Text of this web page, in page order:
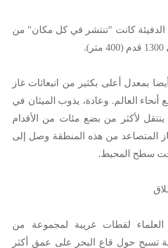
الدفيئة كانت "تنتشر في كل مكان" من
بمعدل أعلى بكثير من انبعاثات غاز
أنحاء العالم. وعادة، يذوب الميثان في
ينتقل لأكثر من بضع مئات من الأقدام
المتصاعد من هذه المنطقة وصل إلى
2023، نشر العلماء لقطات غريبة لمجموعة من
تسبح حول قاع البحر على عمق أكثر